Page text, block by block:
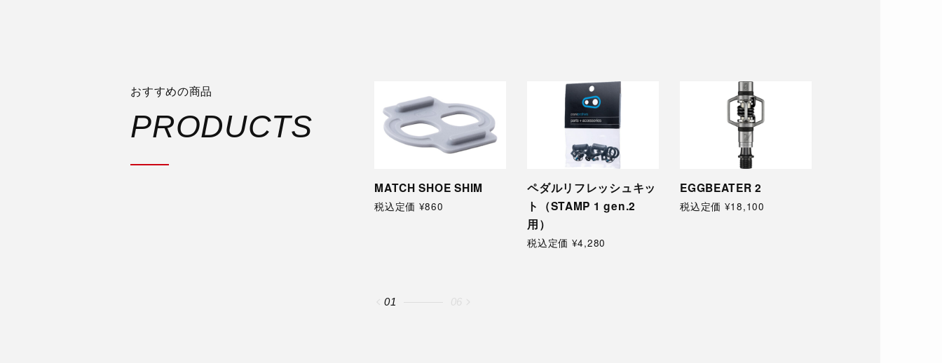
おすすめの商品
PRODUCTS
ペダルリフレッシュキッ
ト（STAMP 1 gen.2
EGGBEATER 2
税込定価 ¥18,100
EGGBEATER 3
税込定価 ¥27,100
02